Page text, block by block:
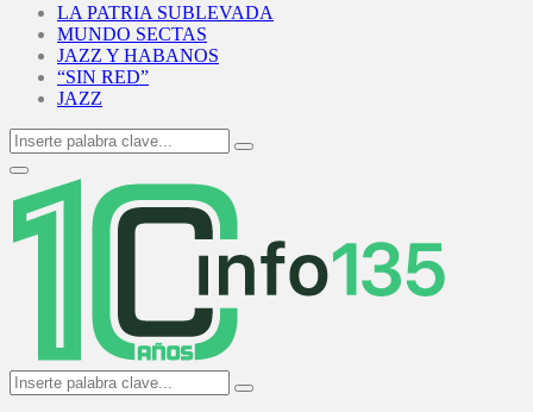
LA PATRIA SUBLEVADA
MUNDO SECTAS
JAZZ Y HABANOS
“SIN RED”
JAZZ
Search
for:
Search
Primary
Menu
Search
for:
Search